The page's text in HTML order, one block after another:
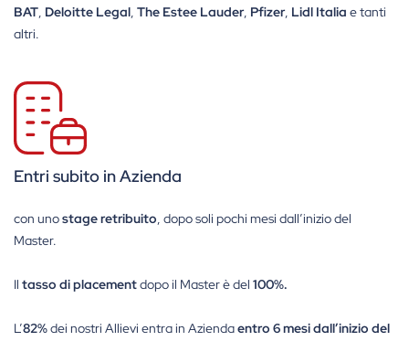
BAT, Deloitte Legal, The Estee Lauder, Pfizer, Lidl Italia e tanti
altri.
Entri subito in Azienda
con unostage retribuito, dopo soli pochi mesi dall’inizio del
Master.
Il tasso di placementdopo il Master è del 100%.
L’82%dei nostri Allievi entra in Aziendaentro 6 mesi dall’inizio del